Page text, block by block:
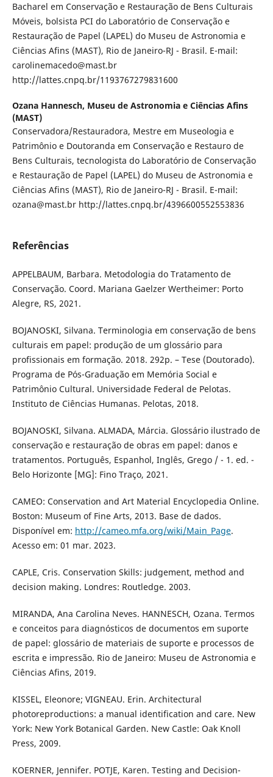
Bacharel em Conservação e Restauração de Bens Culturais
Móveis, bolsista PCI do Laboratório de Conservação e
Restauração de Papel (LAPEL) do Museu de Astronomia e
Ciências Afins (MAST), Rio de Janeiro-RJ - Brasil. E-mail:
carolinemacedo@mast.br
http://lattes.cnpq.br/1193767279831600
Ozana Hannesch, Museu de Astronomia e Ciências Afins
(MAST)
Conservadora/Restauradora, Mestre em Museologia e
Patrimônio e Doutoranda em Conservação e Restauro de
Bens Culturais, tecnologista do Laboratório de Conservação
e Restauração de Papel (LAPEL) do Museu de Astronomia e
Ciências Afins (MAST), Rio de Janeiro-RJ - Brasil. E-mail:
ozana@mast.br http://lattes.cnpq.br/4396600552553836
Referências
APPELBAUM, Barbara. Metodologia do Tratamento de
Conservação. Coord. Mariana Gaelzer Wertheimer: Porto
Alegre, RS, 2021.
BOJANOSKI, Silvana. Terminologia em conservação de bens
culturais em papel: produção de um glossário para
profissionais em formação. 2018. 292p. – Tese (Doutorado).
Programa de Pós-Graduação em Memória Social e
Patrimônio Cultural. Universidade Federal de Pelotas.
Instituto de Ciências Humanas. Pelotas, 2018.
BOJANOSKI, Silvana. ALMADA, Márcia. Glossário ilustrado de
conservação e restauração de obras em papel: danos e
tratamentos. Português, Espanhol, Inglês, Grego / - 1. ed. -
Belo Horizonte [MG]: Fino Traço, 2021.
CAMEO: Conservation and Art Material Encyclopedia Online.
Boston: Museum of Fine Arts, 2013. Base de dados.
Disponível em: http://cameo.mfa.org/wiki/Main_Page.
Acesso em: 01 mar. 2023.
CAPLE, Cris. Conservation Skills: judgement, method and
decision making. Londres: Routledge. 2003.
MIRANDA, Ana Carolina Neves. HANNESCH, Ozana. Termos
e conceitos para diagnósticos de documentos em suporte
de papel: glossário de materiais de suporte e processos de
escrita e impressão. Rio de Janeiro: Museu de Astronomia e
Ciências Afins, 2019.
KISSEL, Eleonore; VIGNEAU. Erin. Architectural
photoreproductions: a manual identification and care. New
York: New York Botanical Garden. New Castle: Oak Knoll
Press, 2009.
KOERNER, Jennifer. POTJE, Karen. Testing and Decision-